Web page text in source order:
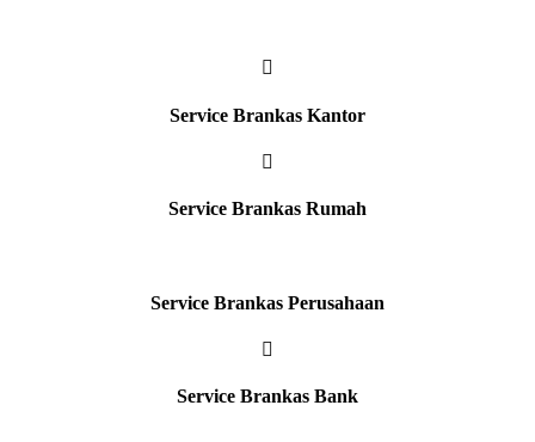
Service Brankas Kantor
Service Brankas Rumah
Service Brankas Perusahaan
Service Brankas Bank